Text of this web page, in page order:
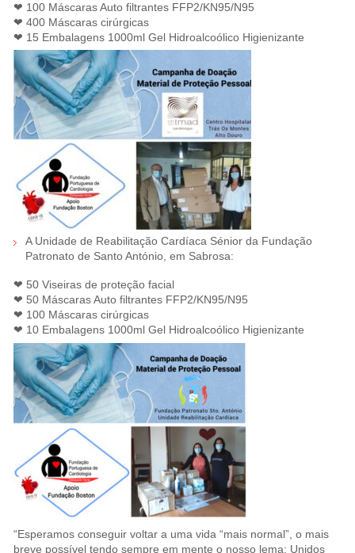
❤ 100 Máscaras Auto filtrantes FFP2/KN95/N95
❤ 400 Máscaras cirúrgicas
❤ 15 Embalagens 1000ml Gel Hidroalcoólico Higienizante
A Unidade de Reabilitação Cardíaca Sénior da Fundação
Patronato de Santo António, em Sabrosa:
❤ 50 Viseiras de proteção facial
❤ 50 Máscaras Auto filtrantes FFP2/KN95/N95
❤ 100 Máscaras cirúrgicas
❤ 10 Embalagens 1000ml Gel Hidroalcoólico Higienizante
“Esperamos conseguir voltar a uma vida “mais normal”, o mais
breve possível tendo sempre em mente o nosso lema: Unidos